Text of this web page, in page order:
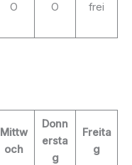
O O frei
Mittw
och
Donn
ersta
g
Freita
g